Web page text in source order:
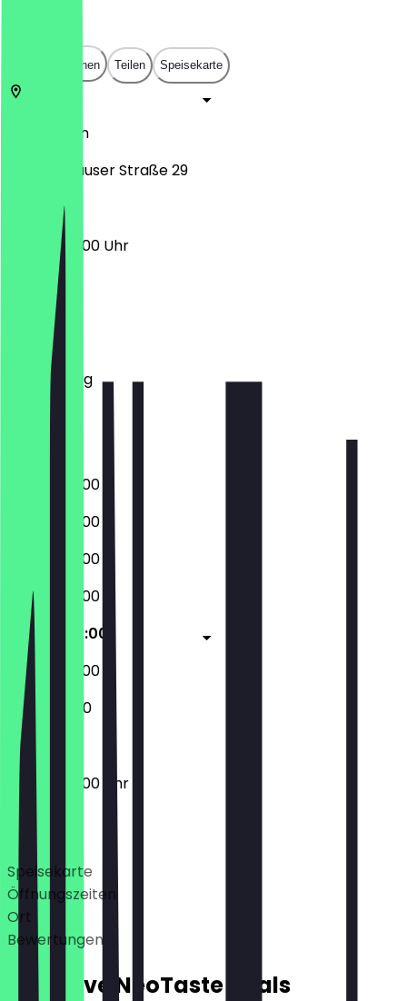
In App öffnen Teilen Speisekarte
Berlin
Hildburghauser Straße 29
06:00 - 20:00 Uhr
Montag
Dienstag
Mittwoch
Donnerstag
Freitag
06:00 - 20:00
06:00 - 20:00
06:00 - 20:00
06:00 - 20:00
06:00 - 20:00
06:00 - 20:00
08:00 - 11:00
06:00 - 20:00 Uhr
Deals
Speisekarte
Öffnungszeiten
Ort
Bewertungen
Exklusive NeoTaste Deals